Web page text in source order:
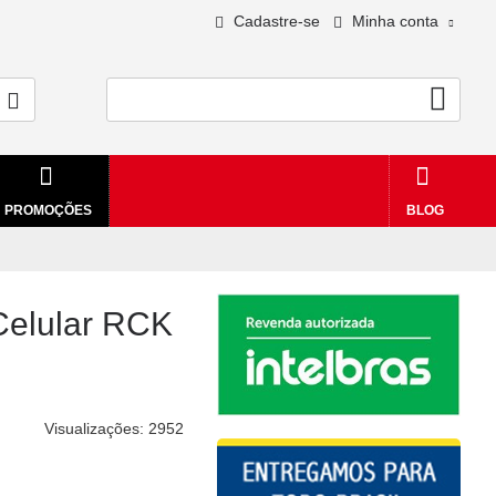
Cadastre-se Minha conta
PROMOÇÕES BLOG
RCK
Visualizações: 2952